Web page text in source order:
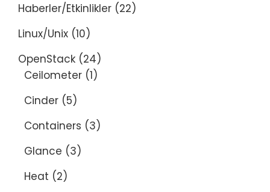
Haberler/Etkinlikler (22)
Linux/Unix (10)
OpenStack (24)
Ceilometer (1)
Cinder (5)
Containers (3)
Glance (3)
Heat (2)